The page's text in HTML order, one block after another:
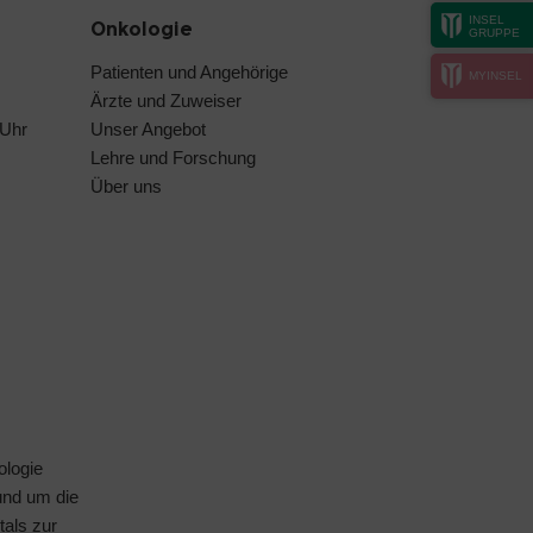
INSEL
GRUPPE
MYINSEL
um die
zur
Onkologie
Patienten und Angehörige
Ärzte und Zuweiser
Unser Angebot
Lehre und Forschung
Über uns